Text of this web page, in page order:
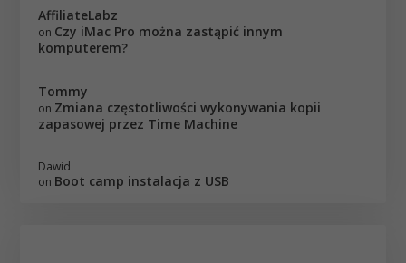
AffiliateLabz
on Czy iMac Pro można zastąpić innym
komputerem?
Tommy
on Zmiana częstotliwości wykonywania kopii
zapasowej przez Time Machine
Dawid
on Boot camp instalacja z USB